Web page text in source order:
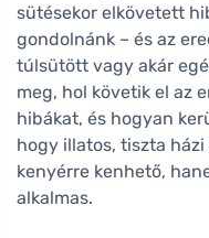
sütésekor elkövetett
gondolnánk – és az
túlsütött vagy akár
meg, hol követik el az
hibákat, és hogyan
hogy illatos, tiszta
kenyérre kenhető,
alkalmas.